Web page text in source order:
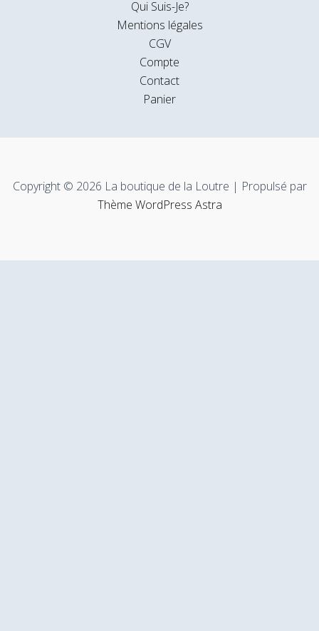
Qui Suis-Je?
Mentions légales
CGV
Compte
Contact
Panier
Copyright © 2026 La boutique de la Loutre | Propulsé par
Thème WordPress Astra